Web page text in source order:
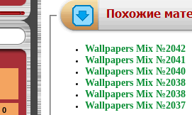
0
Wallpapers Mix №2042
Wallpapers Mix №2041
Wallpapers Mix №2040
Wallpapers Mix №2038
Wallpapers Mix №2038
Wallpapers Mix №2037